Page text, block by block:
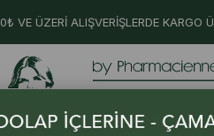
VE ÜZERİ ALIŞVERİŞLERDE KARGO